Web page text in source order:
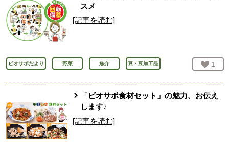
スメ
[記事を読む]
ビオサポだより 野菜 魚介 豆・豆加工品 お気
1
「ビオサポ食材セット」の魅力、お伝え
します♪
[記事を読む]